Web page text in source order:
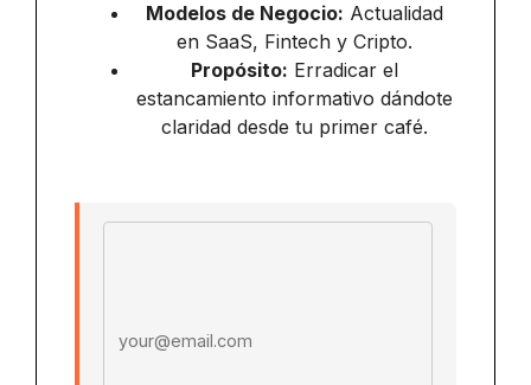
Modelos de Negocio: Actualidad
en SaaS, Fintech y Cripto.
Propósito: Erradicar el
estancamiento informativo dándote
claridad desde tu primer café.